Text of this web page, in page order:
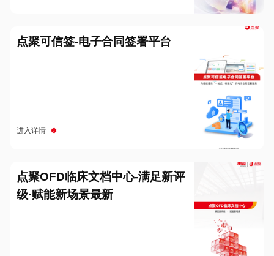
点聚可信签-电子合同签署平台
进入详情
点聚OFD临床文档中心-满足新评
级·赋能新场景最新